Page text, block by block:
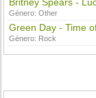
Género:Other
Green Day - Time
Género: Rock